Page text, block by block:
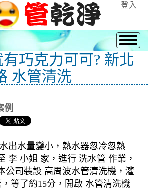
登入
巧克力可可? 新北
水管清洗
例
出水量變小，熱水器忽冷忽熱
李 小姐 家，進行 洗水管 作業，
公司裝設 高周波水管清洗機，灌
等了約15分，開啟 水管清洗機